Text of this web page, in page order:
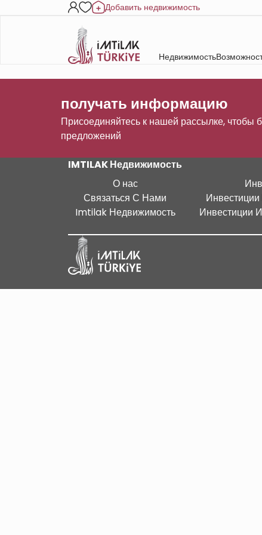
Добавить недвижимость
Недвижимость
получать информацию
Присоединяйтесь к нашей рассылке, чтобы
предложений
IMTILAK Недвижимость
О нас
Связаться С Нами
Imtilak Недвижимость
Инвестиции